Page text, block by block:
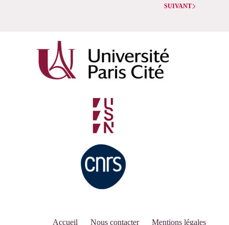
SUIVANT
Accueil Nous contacter Mentions légales